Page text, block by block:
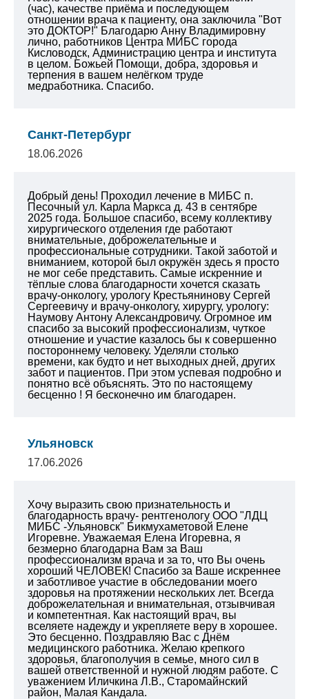
(час), качестве приёма и последующем
отношении врача к пациенту, она заключила "Вот
это ДОКТОР!" Благодарю Анну Владимировну
лично, работников Центра МИБС города
Кисловодск, Администрацию центра и института
в целом. Божьей Помощи, добра, здоровья и
терпения в вашем нелёгком труде
медработника. Спасибо.
Санкт-Петербург
18.06.2026
Добрый день! Проходил лечение в МИБС п.
Песочный ул. Карла Маркса д. 43 в сентябре
2025 года. Большое спасибо, всему коллективу
хирургического отделения где работают
внимательные, доброжелательные и
профессиональные сотрудники. Такой заботой и
вниманием, которой был окружён здесь я просто
не мог себе представить. Самые искренние и
тёплые слова благодарности хочется сказать
врачу-онкологу, урологу Крестьянинову Сергей
Сергеевичу и врачу-онкологу, хирургу, урологу:
Наумову Антону Александровичу. Огромное им
спасибо за высокий профессионализм, чуткое
отношение и участие казалось бы к совершенно
постороннему человеку. Уделяли столько
времени, как будто и нет выходных дней, других
забот и пациентов. При этом успевая подробно и
понятно всё объяснять. Это по настоящему
бесценно ! Я бесконечно им благодарен.
Ульяновск
17.06.2026
Хочу выразить свою признательность и
благодарность врачу- рентгенологу ООО "ЛДЦ
МИБС -Ульяновск" Бикмухаметовой Елене
Игоревне. Уважаемая Елена Игоревна, я
безмерно благодарна Вам за Ваш
профессионализм врача и за то, что Вы очень
хороший ЧЕЛОВЕК! Спасибо за Ваше искреннее
и заботливое участие в обследовании моего
здоровья на протяжении нескольких лет. Всегда
доброжелательная и внимательная, отзывчивая
и компетентная. Как настоящий врач, вы
вселяете надежду и укрепляете веру в хорошее.
Это бесценно. Поздравляю Вас с Днём
медицинского работника. Желаю крепкого
здоровья, благополучия в семье, много сил в
вашей ответственной и нужной людям работе. С
уважением Иличкина Л.В., Старомайнский
район, Малая Кандала.